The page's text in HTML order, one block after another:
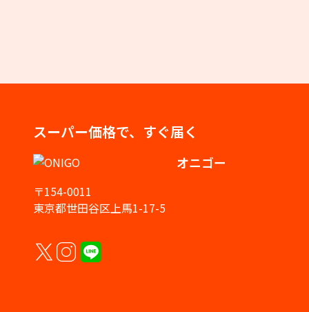
スーパー価格で、すぐ届く
オニゴー
〒154-0011
東京都世田谷区上馬1-17-5